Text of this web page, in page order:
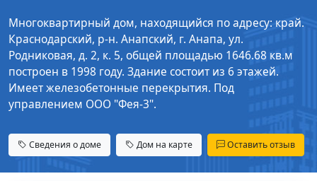
Многоквартирный дом, находящийся по адресу: край.
Краснодарский, р-н. Анапский, г. Анапа, ул.
Родниковая, д. 2, к. 5, общей площадью 1646.68 кв.м
построен в 1998 году. Здание состоит из 6 этажей.
Имеет железобетонные перекрытия. Под
управлением ООО "Фея-3".
Сведения о доме Дом на карте Оставить отзыв